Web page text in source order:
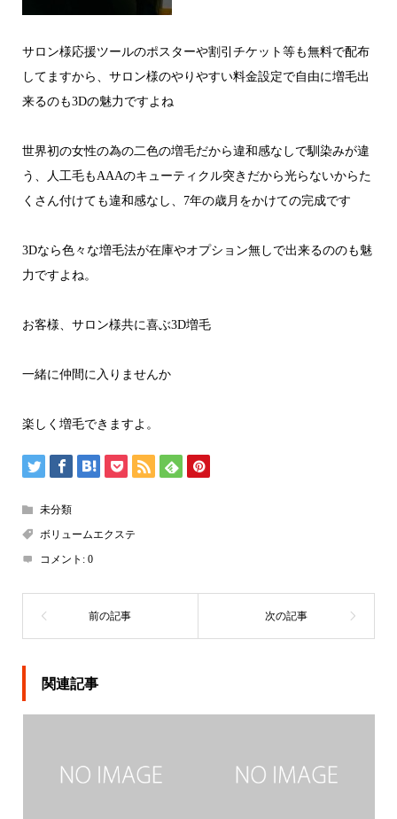
サロン様応援ツールのポスターや割引チケット等も無料で配布
してますから、サロン様のやりやすい料金設定で自由に増毛出
来るのも3Dの魅力ですよね
世界初の女性の為の二色の増毛だから違和感なしで馴染みが違
う、人工毛もAAAのキューティクル突きだから光らないからた
くさん付けても違和感なし、7年の歳月をかけての完成です
3Dなら色々な増毛法が在庫やオプション無しで出来るののも魅
力ですよね。
お客様、サロン様共に喜ぶ3D増毛
一緒に仲間に入りませんか
楽しく増毛できますよ。
未分類
ボリュームエクステ
コメント: 0
関連記事